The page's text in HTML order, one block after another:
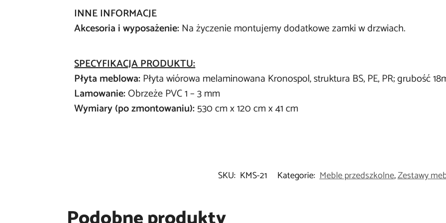
INNE INFORMACJE
Akcesoria i wyposażenie:Na życzenie montujemy dodatkowe zamki w drzwiach.
SPECYFIKACJA PRODUKTU:
Płyta meblowa:Płyta wiórowa melaminowana Kronospol, struktura BS, PE, PR; grubość
Lamowanie:Obrzeże PVC 1 – 3 mm
Wymiary (po zmontowaniu):530 cm x 120 cm x 41 cm
SKU: KMS-21 Kategorie: Meble przedszkolne,Zestawy